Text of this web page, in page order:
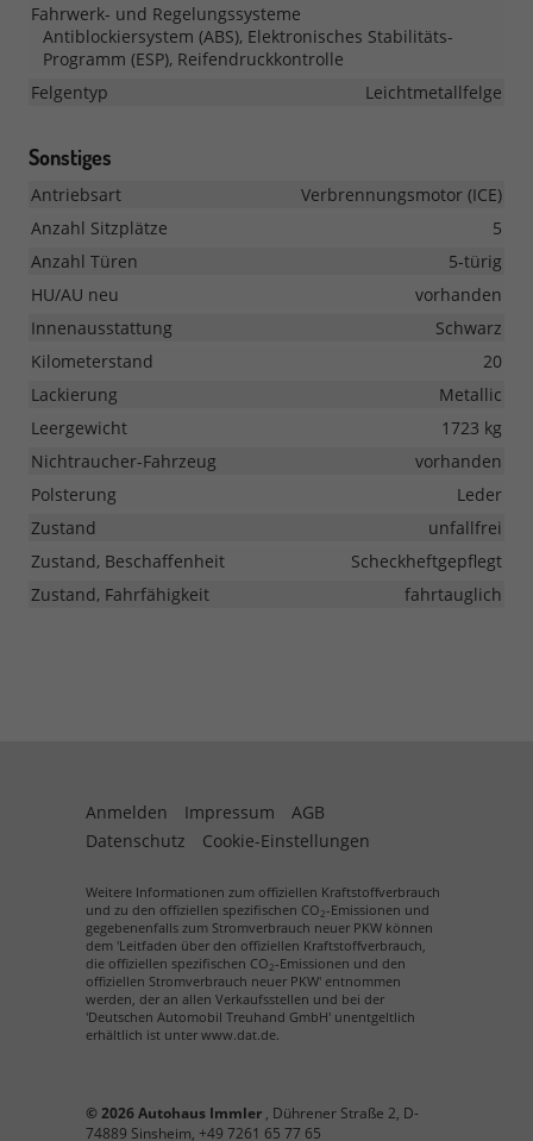
Fahrwerk- und Regelungssysteme
Antiblockiersystem (ABS), Elektronisches Stabilitäts-
Programm (ESP), Reifendruckkontrolle
Felgentyp
Leichtmetallfelge
Sonstiges
Antriebsart
Verbrennungsmotor (ICE)
Anzahl Sitzplätze
5
Anzahl Türen
5-türig
HU/AU neu
vorhanden
Innenausstattung
Schwarz
Kilometerstand
20
Lackierung
Metallic
Leergewicht
1723 kg
Nichtraucher-Fahrzeug
vorhanden
Polsterung
Leder
Zustand
unfallfrei
Zustand, Beschaffenheit
Scheckheftgepflegt
Zustand, Fahrfähigkeit
fahrtauglich
Anmelden Impressum
AGB
Datenschutz
Cookie-Einstellungen
Weitere Informationen zum offiziellen Kraftstoffverbrauch
und zu den offiziellen spezifischen CO2-Emissionen und
gegebenenfalls zum Stromverbrauch neuer PKW können
dem 'Leitfaden über den offiziellen Kraftstoffverbrauch,
die offiziellen spezifischen CO2-Emissionen und den
offiziellen Stromverbrauch neuer PKW' entnommen
werden, der an allen Verkaufsstellen und bei der
'Deutschen Automobil Treuhand GmbH' unentgeltlich
erhältlich ist unter www.dat.de.
© 2026Autohaus Immler , Dührener Straße 2, D-
74889 Sinsheim, +49 7261 65 77 65